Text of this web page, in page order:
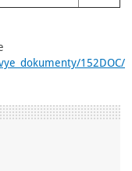
152DOC/